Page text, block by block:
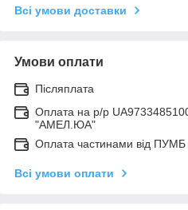
Всі умови доставки
Умови оплати
Післяплата
Оплата на р/р
"АМЕЛ.ЮА"
Оплата частинами від ПУМБ
Всі умови оплати